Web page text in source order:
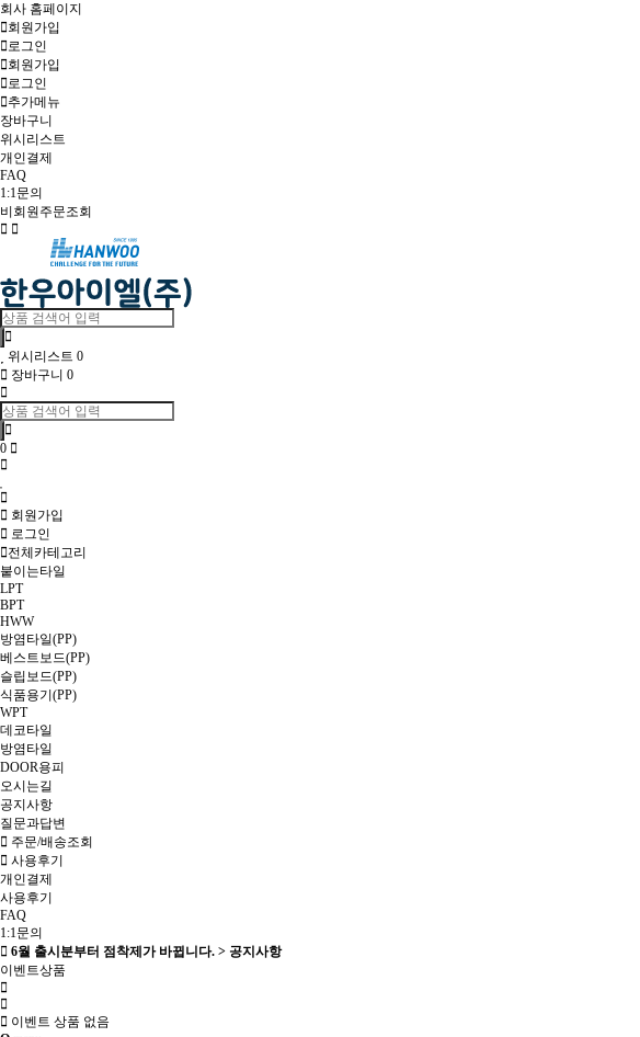
회사 홈페이지
회원가입
로그인
회원가입
로그인
추가메뉴
장바구니
위시리스트
개인결제
FAQ
1:1문의
비회원주문조회
Toggle
navigation
위시리스트 0
장바구니 0
0
회원가입
로그인
전체카테고리
붙이는타일
LPT
BPT
HWW
방염타일(PP)
베스트보드(PP)
슬립보드(PP)
식품용기(PP)
WPT
데코타일
방염타일
DOOR용피
오시는길
공지사항
질문과답변
주문/배송조회
사용후기
개인결제
사용후기
FAQ
1:1문의
6월 출시분부터 점착제가 바뀝니다. > 공지사항
이벤트상품
이벤트 상품 없음